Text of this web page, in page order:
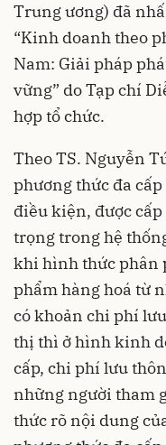
Trung ương) đã
“Kinh doanh theo
Nam: Giải pháp
vững” do Tạp chí
hợp tổ chức.
Theo TS. Nguyễn
phương thức đa cấp
điều kiện, được
trọng trong hệ
khi hình thức phân
phẩm hàng hoá từ
có khoản chi phí
thị thì ở hình kinh
cấp, chi phí lưu
những người tham
thức rõ nội dung